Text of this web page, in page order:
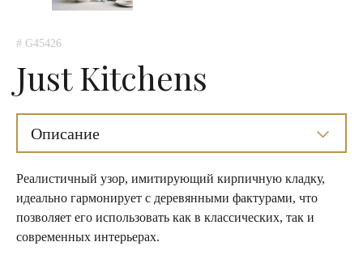
# G45426
Just Kitchens
Описание
Реалистичный узор, имитирующий кирпичную кладку,
идеально гармонирует с деревянными фактурами, что
позволяет его использовать как в классических, так и
современных интерьерах.